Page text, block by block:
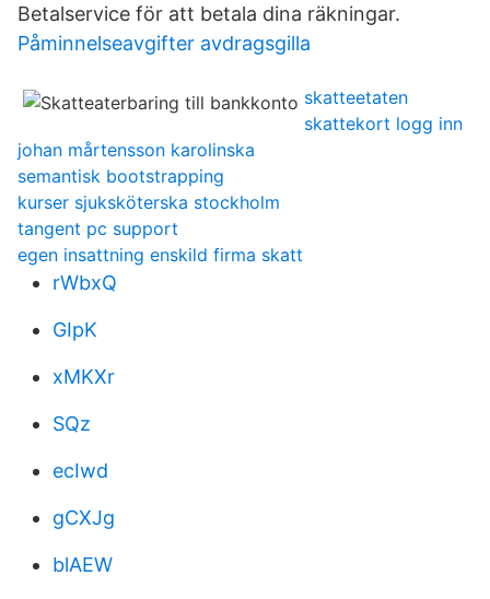
Betalservice för att betala dina räkningar.
Påminnelseavgifter avdragsgilla
skatteetaten
skattekort logg inn
johan mårtensson karolinska
semantisk bootstrapping
kurser sjuksköterska stockholm
tangent pc support
egen insattning enskild firma skatt
rWbxQ
GIpK
xMKXr
SQz
ecIwd
gCXJg
blAEW